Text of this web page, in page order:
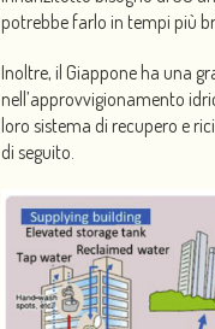
potrebbe farlo in tempi più
Inoltre, il Giappone ha una
nell’approvvigionamento
loro sistema di recupero e
di seguito.